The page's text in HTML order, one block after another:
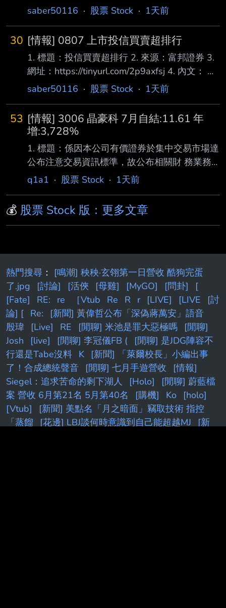
買超 1 2618 長榮航 22,000 2 1216 統一
一全球創新 16,442 5 2887 台新新光金 14,196
6 1402 遠東新 14,004 7 2409 友達 13,144 8
2002 中鋼 12,050 9 8112 至上 8,478 10
00990A 主動元大AI新經濟
saber50116 · 股票 Stock · 1天前
30 [情報] 0807 上市投信買賣超排行
1. 標題：投信買賣超排行 2. 來源：富邦證券 3.
網址：https://tinyurl.com/2p9axfsj 4. 內文： 買
超 1 2610華航 6,997 2 2880華南金 6,911 3
鋼 4,865 5 2883凱基金 3,985 6 2886兆豐金
2,849 7 1303南亞 1,758 8 2892第一金 1,291
9 6239力成 1,253 10 2603長榮 1,183 11
2884玉山金 1,166 12 3
saber50116 · 股票 Stock · 1天前
53 [情報] 3006 晶豪科 7月自結:11.61 年
增:3,728%
1. 標題：係因本公司有價證券於集中交易市場達
公布注意交易資訊標準，故公布相關財 務業務
等重大訊息，以利投資人區別瞭解。 2. 來源：
https://mops.twse.com.tw/mops/#/web/home 4.
內文： 1.事實發生日:115/08/07 2.發生緣由:本
息，以供投資人參酌。 3.財務業務資訊: 期
間 (月) (季) (最近四季累計) ＝＝
＝＝ ＝＝＝＝＝＝＝
q1a1 · 股票 Stock · 1天前
💰 股票 Stock 版：更多文章
熱門搜尋 ： [鳴潮] 秧秧·玄翎第一日營收 酷狗完蛋
了.jpg
[討論] [活俠 [母雞] [MyGO] [問卦]
[
[Fate]
RE: re ［Vtub Re R r [LIVE] [LIVE
[討
論] [ Re:
[新聞] 黃偉哲公布「深偽蔣萬安」語音
殷瑋
[Live] RE [閒聊] 米池是罪大惡極嗎
[閒聊]
Josh
[live] [閒聊] 李冠儀FB (
[閒聊] 是JDG陣容不
行還是Tabe沒料 K
[新聞] 「萊爾校長」小編出事
了！合成總統聲音
[閒聊] 七月手遊營收
[情報]
Siegel：追求苦命的剩下湖人
[Holo]
[閒聊] 蔚藍檔
案 營收 6月第21名 5月第40名
[購機] Ko
[holo]
[Vtub]
[新聞] 美點名「月之暗面」竊取技術 指控
「蒸餾
[花邊] LBJ談何時意識到自己能超越MJ
[新